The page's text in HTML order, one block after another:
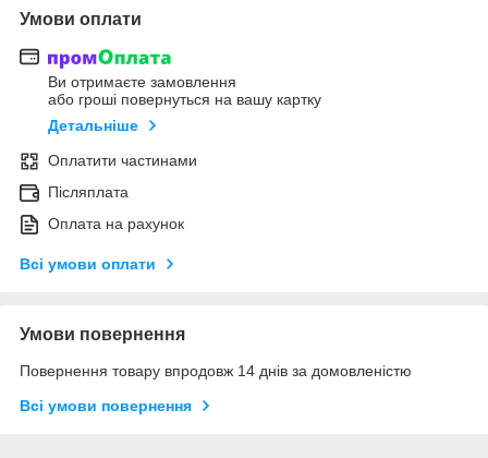
Умови оплати
Ви отримаєте замовлення
або гроші повернуться на вашу картку
Детальніше
Оплатити частинами
Післяплата
Оплата на рахунок
Всі умови оплати
Умови повернення
Повернення товару впродовж 14 днів за домовленістю
Всі умови повернення